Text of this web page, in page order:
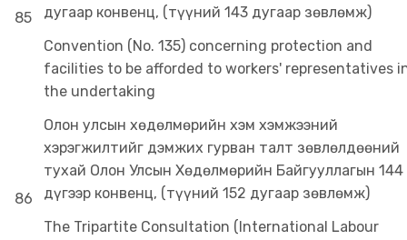
85
дугаар конвенц, (түүний 143 дугаар зөвлөмж)
Convention (No. 135) concerning protection and
facilities to be afforded to workers' representatives
the undertaking
86
Олон улсын хөдөлмөрийн хэм хэмжээний
хэрэгжилтийг дэмжих гурван талт зөвлөлдөөний
тухай Олон Улсын Хөдөлмөрийн Байгууллагын 144
дүгээр конвенц, (түүний 152 дугаар зөвлөмж)
The Tripartite Consultation (International Labour